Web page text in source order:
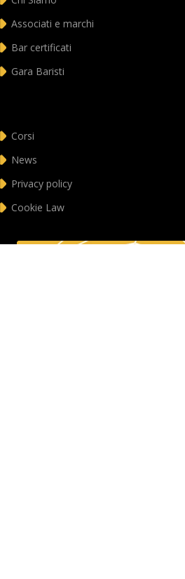
Associati e marchi
Bar certificati
Gara Baristi
Corsi
News
Privacy policy
Cookie Law